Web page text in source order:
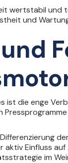
wertstabil und
und
ist die enge
aktiv Einfluss
im